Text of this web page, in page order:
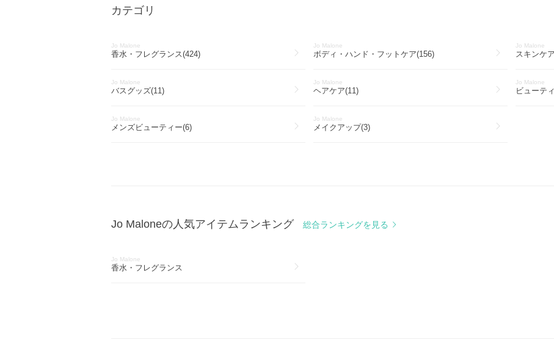
カテゴリ
Jo Malone
香水・フレグランス(424)
Jo Malone
ボディ・ハンド・フットケア(156)
Jo Malone
スキンケ
Jo Malone
バスグッズ(11)
Jo Malone
ヘアケア(11)
Jo Malone
ビューテ
Jo Malone
メンズビューティー(6)
Jo Malone
メイクアップ(3)
Jo Maloneの人気アイテムランキング 総合ランキングを見る
Jo Malone
香水・フレグランス